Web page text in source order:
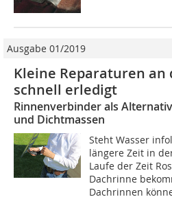
Ausgabe 01/2019
Kleine Reparaturen an
schnell erledigt
Rinnenverbinder als
und Dichtmassen
Steht Wasser
längere Zeit in
Laufe der Zeit
Dachrinne
Dachrinnen